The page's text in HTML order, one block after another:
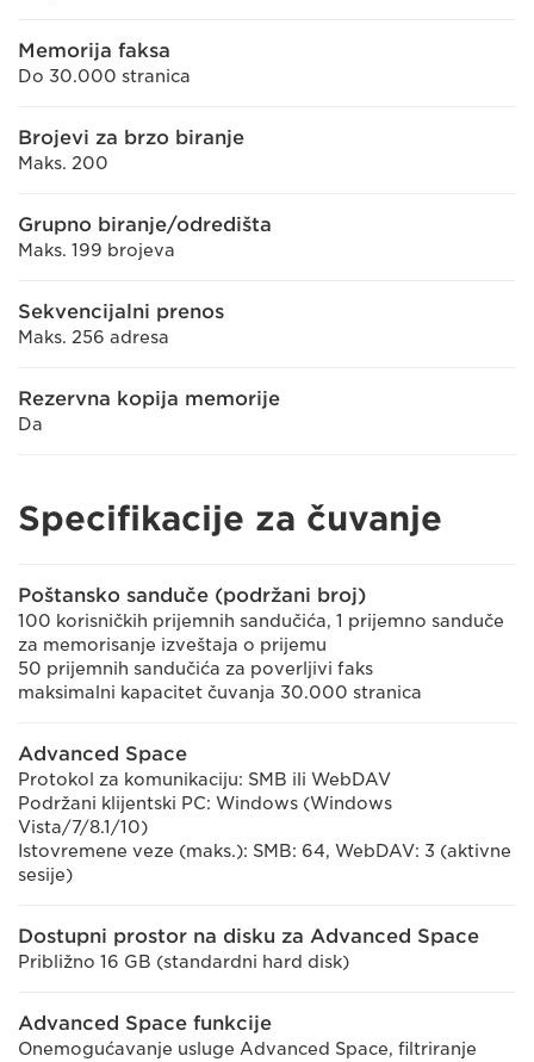
Memorija faksa
Do 30.000 stranica
Brojevi za brzo biranje
Maks. 200
Grupno biranje/odredišta
Maks. 199 brojeva
Sekvencijalni prenos
Maks. 256 adresa
Rezervna kopija memorije
Da
Specifikacije za čuvanje
Poštansko sanduče (podržani broj)
100 korisničkih prijemnih sandučića, 1 prijemno sanduče
za memorisanje izveštaja o prijemu
50 prijemnih sandučića za poverljivi faks
maksimalni kapacitet čuvanja 30.000 stranica
Advanced Space
Protokol za komunikaciju: SMB ili WebDAV
Podržani klijentski PC: Windows (Windows
Vista/7/8.1/10)
Istovremene veze (maks.): SMB: 64, WebDAV: 3 (aktivne
sesije)
Dostupni prostor na disku za Advanced Space
Približno 16 GB (standardni hard disk)
Advanced Space funkcije
Onemogućavanje usluge Advanced Space, filtriranje